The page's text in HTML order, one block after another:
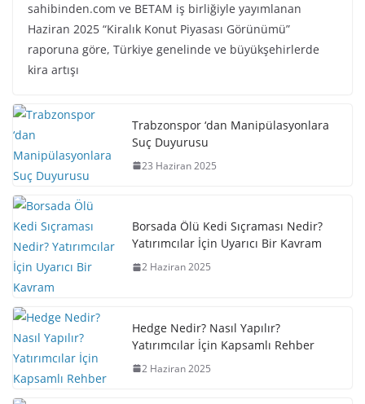
sahibinden.com ve BETAM iş birliğiyle yayımlanan
Haziran 2025 “Kiralık Konut Piyasası Görünümü”
raporuna göre, Türkiye genelinde ve büyükşehirlerde
kira artışı
Trabzonspor ‘dan Manipülasyonlara
Suç Duyurusu
23 Haziran 2025
Borsada Ölü Kedi Sıçraması Nedir?
Yatırımcılar İçin Uyarıcı Bir Kavram
2 Haziran 2025
Hedge Nedir? Nasıl Yapılır?
Yatırımcılar İçin Kapsamlı Rehber
2 Haziran 2025